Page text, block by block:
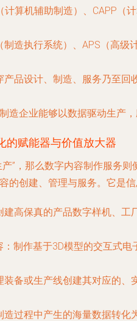
计算机辅助制造）、CAPP
制造执行系统）、APS（高
产品设计、制造、服务乃至
造企业能够以数据驱动生产
的赋能器与价值放大器
”，那么数字内容制作服务
的创建、管理与服务。它是信
建高保真的产品数字样机、
：制作基于3D模型的交互式
装备或生产线创建其对应的
造过程中产生的海量数据转